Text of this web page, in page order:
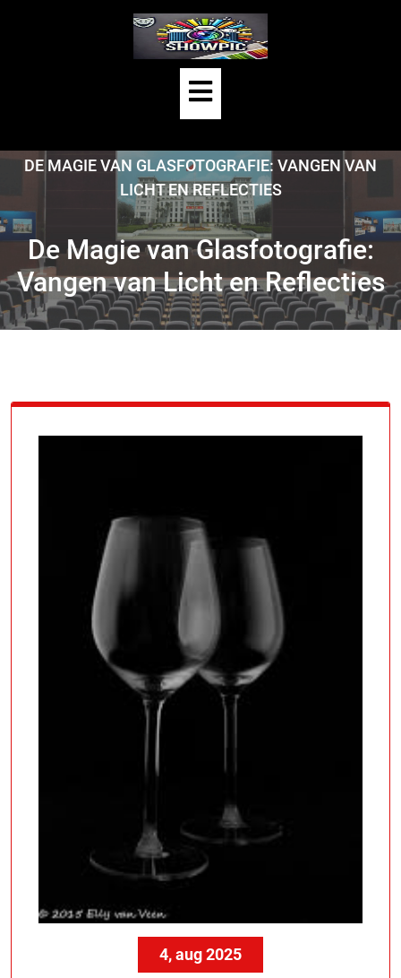
Open
Button
DE MAGIE VAN GLASFOTOGRAFIE: VANGEN VAN
LICHT EN REFLECTIES
De Magie van Glasfotografie:
Vangen van Licht en Reflecties
4, aug 2025